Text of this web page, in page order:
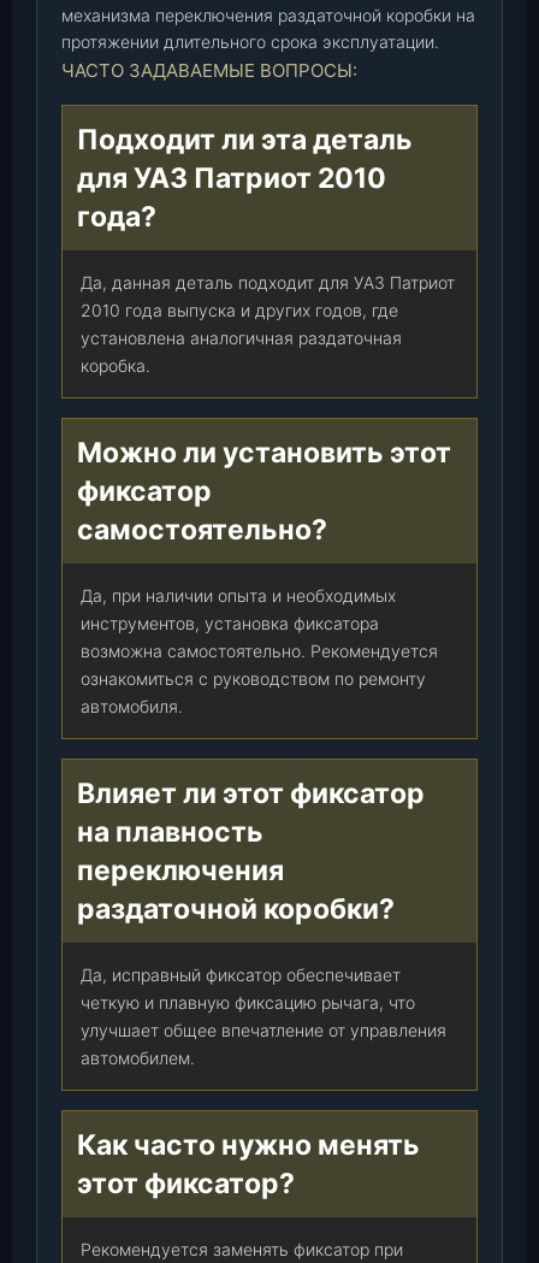
механизма переключения раздаточной коробки на
протяжении длительного срока эксплуатации.
ЧАСТО ЗАДАВАЕМЫЕ ВОПРОСЫ:
Подходит ли эта деталь
для УАЗ Патриот 2010
года?
Да, данная деталь подходит для УАЗ Патриот
2010 года выпуска и других годов, где
установлена аналогичная раздаточная
коробка.
Можно ли установить этот
фиксатор
самостоятельно?
Да, при наличии опыта и необходимых
инструментов, установка фиксатора
возможна самостоятельно. Рекомендуется
ознакомиться с руководством по ремонту
автомобиля.
Влияет ли этот фиксатор
на плавность
переключения
раздаточной коробки?
Да, исправный фиксатор обеспечивает
четкую и плавную фиксацию рычага, что
улучшает общее впечатление от управления
автомобилем.
Как часто нужно менять
этот фиксатор?
Рекомендуется заменять фиксатор при